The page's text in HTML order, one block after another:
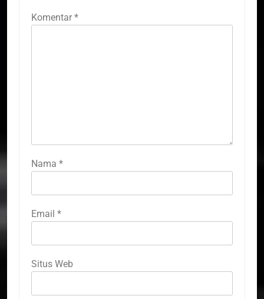
Komentar *
Nama *
Email *
Situs Web